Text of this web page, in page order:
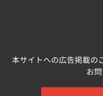
本サイトへの広告掲載の
お